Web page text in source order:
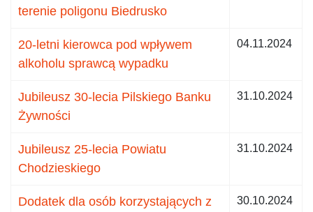
terenie poligonu Biedrusko
20-letni kierowca pod wpływem
alkoholu sprawcą wypadku
04.11.2024
Jubileusz 30-lecia Pilskiego Banku
Żywności
31.10.2024
Jubileusz 25-lecia Powiatu
Chodzieskiego
31.10.2024
Dodatek dla osób korzystających z
30.10.2024